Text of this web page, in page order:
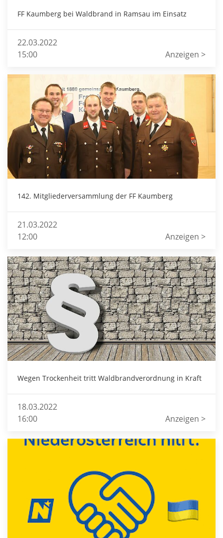
FF Kaumberg bei Waldbrand in Ramsau im Einsatz
22.03.2022
15:00
Anzeigen >
142. Mitgliederversammlung der FF Kaumberg
21.03.2022
12:00
Anzeigen >
Wegen Trockenheit tritt Waldbrandverordnung in Kraft
18.03.2022
16:00
Anzeigen >